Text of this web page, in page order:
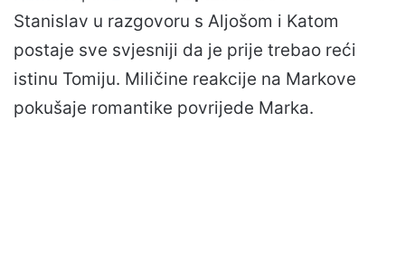
Stanislav u razgovoru s Aljošom i Katom
postaje sve svjesniji da je prije trebao reći
istinu Tomiju. Miličine reakcije na Markove
pokušaje romantike povrijede Marka.